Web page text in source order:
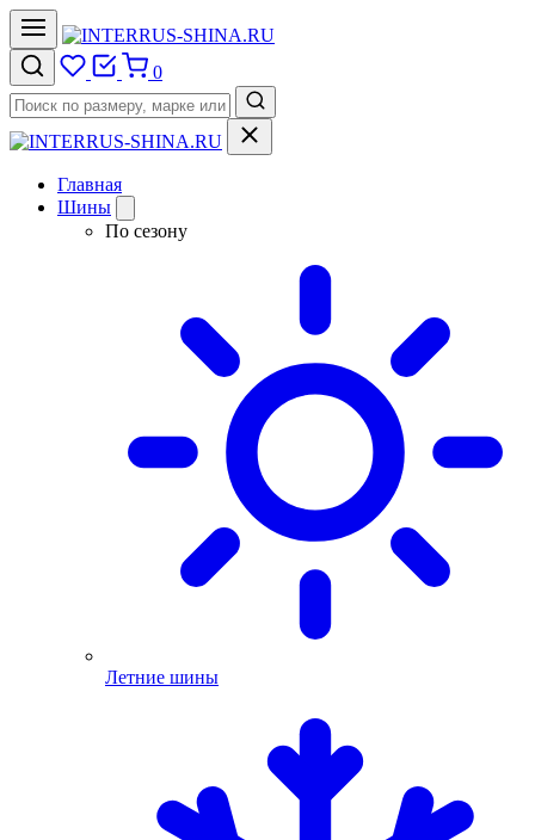
0
Главная
Шины
По сезону
Летние шины